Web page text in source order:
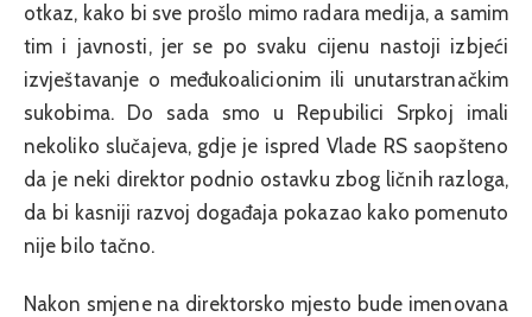
otkaz, kako bi sve prošlo mimo radara medija, a samim
tim i javnosti, jer se po svaku cijenu nastoji izbjeći
izvještavanje o međukoalicionim ili unutarstranačkim
sukobima. Do sada smo u Repubilici Srpkoj imali
nekoliko slučajeva, gdje je ispred Vlade RS saopšteno
da je neki direktor podnio ostavku zbog ličnih razloga,
da bi kasniji razvoj događaja pokazao kako pomenuto
nije bilo tačno.
Nakon smjene na direktorsko mjesto bude imenovana